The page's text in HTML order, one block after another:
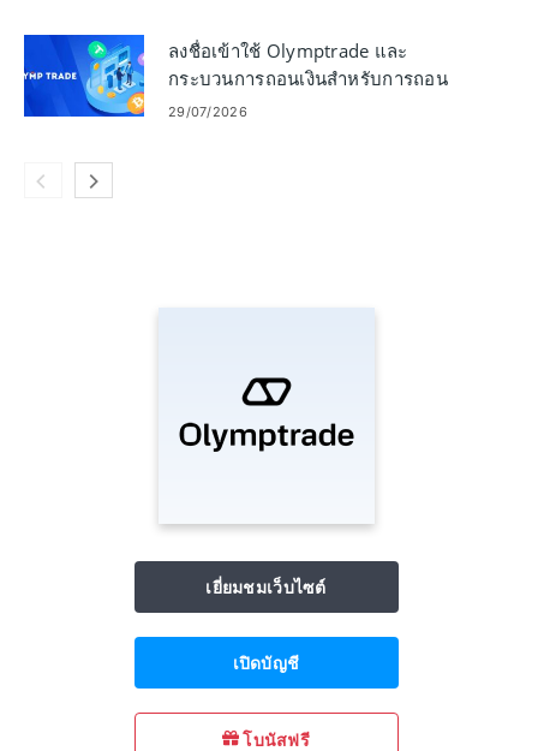
ลงชื่อเข้าใช้ Olymptrade และ
กระบวนการถอนเงินสำหรับการถอน
เงินออกจากบัญชี
29/07/2026
เยี่ยมชมเว็บไซต์
เปิดบัญชี
โบนัสฟรี